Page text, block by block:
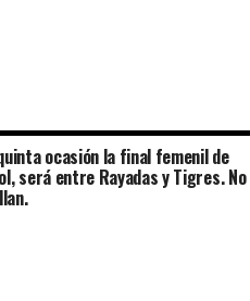
ocasión la final femenil de
será entre Rayadas y Tigres. No